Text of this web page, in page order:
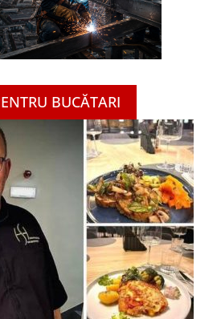
BUCĂTARI